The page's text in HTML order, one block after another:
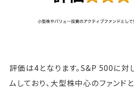
評価は4となります。S&P 500に対
ムしており、大型株中心のファンド